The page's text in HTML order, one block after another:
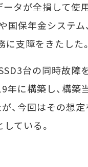
ータが全損して使
国保年金システ
に支障をきたした。
台の同時故障
年に構築し、構
、今回はその想
ている。